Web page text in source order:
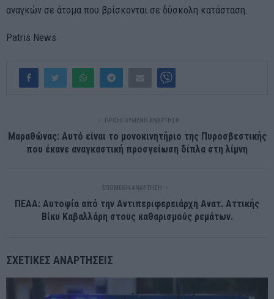
αναγκών σε άτομα που βρίσκονται σε δύσκολη κατάσταση.
Patris News
ΠΡΟΗΓΟΎΜΕΝΗ ΑΝΆΡΤΗΣΗ
Μαραθώνας: Αυτό είναι το μονοκινητήριο της Πυροσβεστικής
που έκανε αναγκαστική προσγείωση δίπλα στη λίμνη
ΕΠΌΜΕΝΗ ΑΝΆΡΤΗΣΗ
ΠΕΑΑ: Αυτοψία από την Αντιπεριφερειάρχη Ανατ. Αττικής
Βίκυ Καβαλλάρη στους καθαρισμούς ρεμάτων.
ΣΧΕΤΙΚΈΣ ΑΝΑΡΤΉΣΕΙΣ